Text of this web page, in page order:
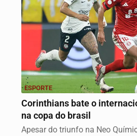
ESPORTE
Corinthians bate o
na copa do brasil
Apesar do triunfo na Neo